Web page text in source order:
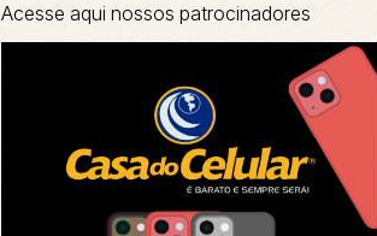
Acesse aqui nossos patrocinadores